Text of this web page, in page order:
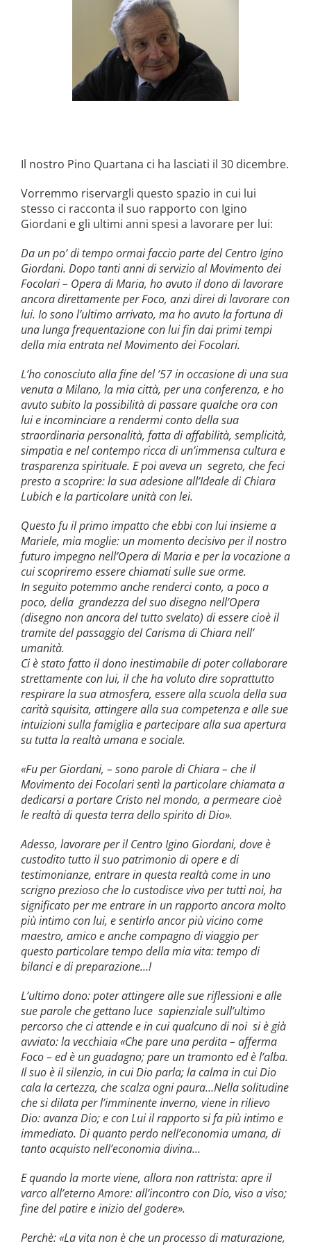
Il nostro Pino Quartana ci ha lasciati il 30 dicembre.
Vorremmo riservargli questo spazio in cui lui
stesso ci racconta il suo rapporto con Igino
Giordani e gli ultimi anni spesi a lavorare per lui:
Da un po’ di tempo ormai faccio parte del Centro Igino
Giordani. Dopo tanti anni di servizio al Movimento dei
Focolari – Opera di Maria, ho avuto il dono di lavorare
ancora direttamente per Foco, anzi direi di lavorare con
lui. Io sono l’ultimo arrivato, ma ho avuto la fortuna di
una lunga frequentazione con lui fin dai primi tempi
della mia entrata nel Movimento dei Focolari.
L’ho conosciuto alla fine del ’57 in occasione di una sua
venuta a Milano, la mia città, per una conferenza, e ho
avuto subito la possibilità di passare qualche ora con
lui e incominciare a rendermi conto della sua
straordinaria personalità, fatta di affabilità, semplicità,
simpatia e nel contempo ricca di un’immensa cultura e
trasparenza spirituale. E poi aveva un segreto, che feci
presto a scoprire: la sua adesione all’Ideale di Chiara
Lubich e la particolare unità con lei.
Questo fu il primo impatto che ebbi con lui insieme a
Mariele, mia moglie: un momento decisivo per il nostro
futuro impegno nell’Opera di Maria e per la vocazione a
cui scopriremo essere chiamati sulle sue orme.
In seguito potemmo anche renderci conto, a poco a
poco, della grandezza del suo disegno nell’Opera
(disegno non ancora del tutto svelato) di essere cioè il
tramite del passaggio del Carisma di Chiara nell’
umanità.
Ci è stato fatto il dono inestimabile di poter collaborare
strettamente con lui, il che ha voluto dire soprattutto
respirare la sua atmosfera, essere alla scuola della sua
carità squisita, attingere alla sua competenza e alle sue
intuizioni sulla famiglia e partecipare alla sua apertura
su tutta la realtà umana e sociale.
«Fu per Giordani, – sono parole di Chiara – che il
Movimento dei Focolari sentì la particolare chiamata a
dedicarsi a portare Cristo nel mondo, a permeare cioè
le realtà di questa terra dello spirito di Dio».
Adesso, lavorare per il Centro Igino Giordani, dove è
custodito tutto il suo patrimonio di opere e di
testimonianze, entrare in questa realtà come in uno
scrigno prezioso che lo custodisce vivo per tutti noi, ha
significato per me entrare in un rapporto ancora molto
più intimo con lui, e sentirlo ancor più vicino come
maestro, amico e anche compagno di viaggio per
questo particolare tempo della mia vita: tempo di
bilanci e di preparazione…!
L’ultimo dono: poter attingere alle sue riflessioni e alle
sue parole che gettano luce sapienziale sull’ultimo
percorso che ci attende e in cui qualcuno di noi si è già
avviato: la vecchiaia «Che pare una perdita – afferma
Foco – ed è un guadagno; pare un tramonto ed è l’alba.
Il suo è il silenzio, in cui Dio parla; la calma in cui Dio
cala la certezza, che scalza ogni paura…Nella solitudine
che si dilata per l’imminente inverno, viene in rilievo
Dio: avanza Dio; e con Lui il rapporto si fa più intimo e
immediato. Di quanto perdo nell’economia umana, di
tanto acquisto nell’economia divina…
E quando la morte viene, allora non rattrista: apre il
varco all’eterno Amore: all’incontro con Dio, viso a viso;
fine del patire e inizio del godere».
Perchè: «La vita non è che un processo di maturazione,